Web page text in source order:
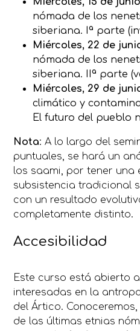
nómada de los
siberiana. Iª parte
Miércoles, 22 de
nómada de los
siberiana. IIª parte
Miércoles, 29 de
climático y
El futuro del pueblo
Nota: A lo largo del
puntuales, se hará un
los saami, por tener una
subsistencia tradicional
con un resultado
completamente distinto.
Accesibilidad
Este curso está abierto
interesadas en la
del Ártico.
de las últimas etnias